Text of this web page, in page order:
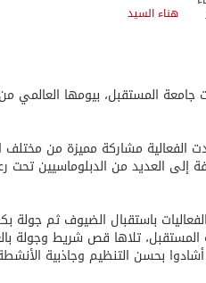
هناء السيد
جامعة المستقبل، بيومها العالمي
الفعالية مشاركة مميزة من مختلف
إلى العديد من الدبلوماسيين تحت
باستقبال الضيوف ثم جولة
المستقبل، تلاها قص شريط وجولة
بحسن التنظيم وجاذبية